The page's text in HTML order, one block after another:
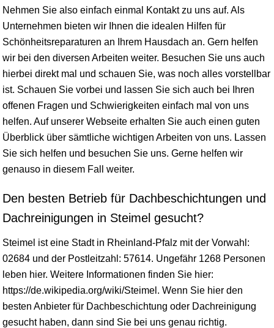
Nehmen Sie also einfach einmal Kontakt zu uns auf. Als
Unternehmen bieten wir Ihnen die idealen Hilfen für
Schönheitsreparaturen an Ihrem Hausdach an. Gern helfen
wir bei den diversen Arbeiten weiter. Besuchen Sie uns auch
hierbei direkt mal und schauen Sie, was noch alles vorstellbar
ist. Schauen Sie vorbei und lassen Sie sich auch bei Ihren
offenen Fragen und Schwierigkeiten einfach mal von uns
helfen. Auf unserer Webseite erhalten Sie auch einen guten
Überblick über sämtliche wichtigen Arbeiten von uns. Lassen
Sie sich helfen und besuchen Sie uns. Gerne helfen wir
genauso in diesem Fall weiter.
Den besten Betrieb für Dachbeschichtungen und
Dachreinigungen in Steimel gesucht?
Steimel ist eine Stadt in Rheinland-Pfalz mit der Vorwahl:
02684 und der Postleitzahl: 57614. Ungefähr 1268 Personen
leben hier. Weitere Informationen finden Sie hier:
https://de.wikipedia.org/wiki/Steimel. Wenn Sie hier den
besten Anbieter für Dachbeschichtung oder Dachreinigung
gesucht haben, dann sind Sie bei uns genau richtig.